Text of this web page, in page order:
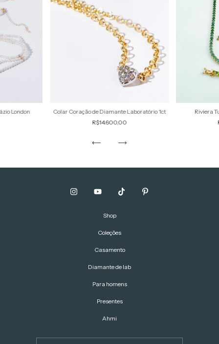
London
Colar Coração de Diamante Laboratório 1ct
R$14.600,00
Riviera
Shop
Coleções
Casamento
Diamante de lab
Para homens
Presentes
Ahmi